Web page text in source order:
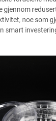
gjennom
noe som
smart